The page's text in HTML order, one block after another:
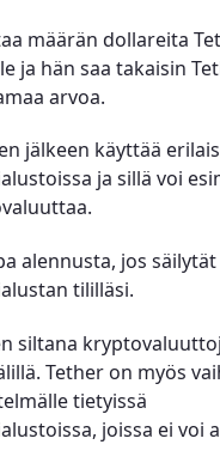
määrän dollareita
ja hän saa takaisin
arvoa.
jälkeen käyttää
ja sillä voi
alennusta, jos
tililläsi.
siltana
Tether on myös
tietyissä
joissa ei voi